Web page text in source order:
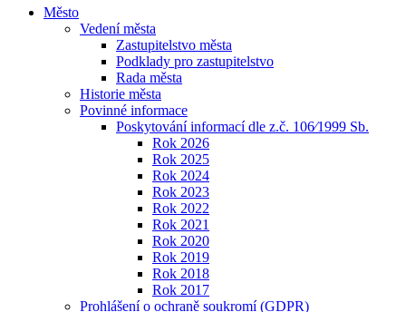
Město
Vedení města
Zastupitelstvo města
Podklady pro zastupitelstvo
Rada města
Historie města
Povinné informace
Poskytování informací dle z.č. 106⁄1999 Sb.
Rok 2026
Rok 2025
Rok 2024
Rok 2023
Rok 2022
Rok 2021
Rok 2020
Rok 2019
Rok 2018
Rok 2017
Prohlášení o ochraně soukromí (GDPR)